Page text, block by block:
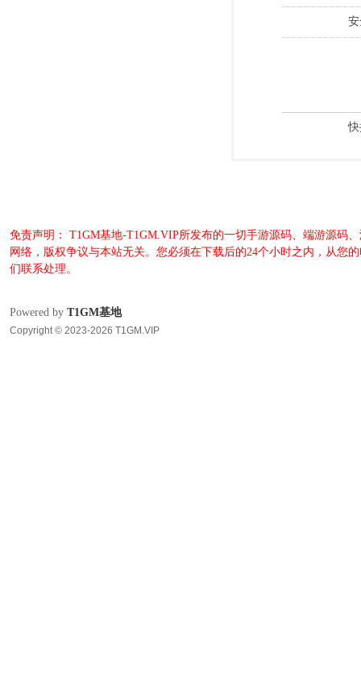
免责声明： T1GM基地-T1GM.VIP所发布的一切手游源码、端游源码
网络，版权争议与本站无关。您必须在下载后的24个小时之内，从您
们联系处理。
Powered by T1GM基地
Copyright © 2023-2026 T1GM.VIP